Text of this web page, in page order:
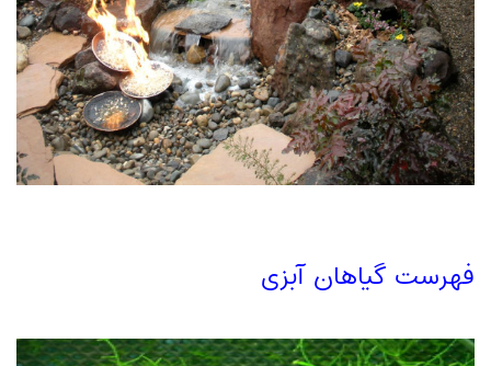
فهرست گیاهان آبزی